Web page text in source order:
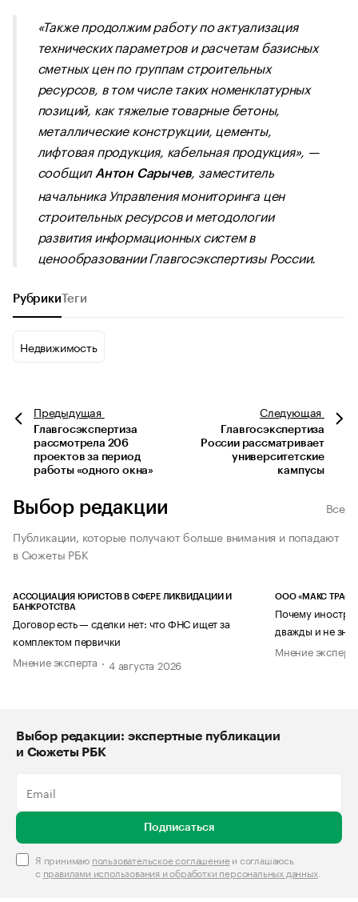
«Также продолжим работу по актуализация
технических параметров и расчетам базисных
сметных цен по группам строительных
ресурсов, в том числе таких номенклатурных
позиций, кактяжелые товарные бетоны,
металлические конструкции, цементы,
лифтовая продукция, кабельная продукция», —
сообщилАнтон Сарычев, заместитель
начальника Управления мониторинга цен
строительных ресурсов и методологии
развития информационных систем в
ценообразовании Главгосэкспертизы России.
Рубрики Теги
Недвижимость
Предыдущая
Главгосэкспертиза
рассмотрела 206
проектов за период
работы «одного окна»
Следующая
Главгосэкспертиза
России рассматривает
университетские
кампусы
Выбор редакции
Все
Публикации, которые получают больше внимания и попадают
в Сюжеты РБК
АССОЦИАЦИЯ ЮРИСТОВ В СФЕРЕ ЛИКВИДАЦИИ И
БАНКРОТСТВА
Договор есть — сделки нет: что ФНС ищет за
комплектом первички
Мнение эксперта
4 августа 2026
ООО «МАКС ТРАСТ»
Почему
дважды и не
Мнение
Выбор редакции: экспертные публикации
и Сюжеты РБК
Подписаться
Я принимаю пользовательское соглашениеи соглашаюсь
с правилами использования и обработки персональных данных.